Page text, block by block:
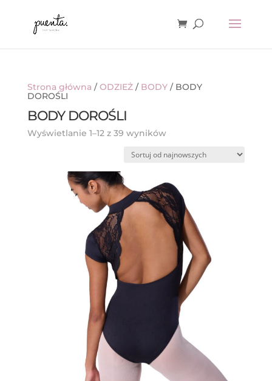
Strona główna /ODZIEŻ/ BODY/ BODY
DOROŚLI
BODY DOROŚLI
Wyświetlanie 1–12 z 39 wynikówPosortowane
najnowszych